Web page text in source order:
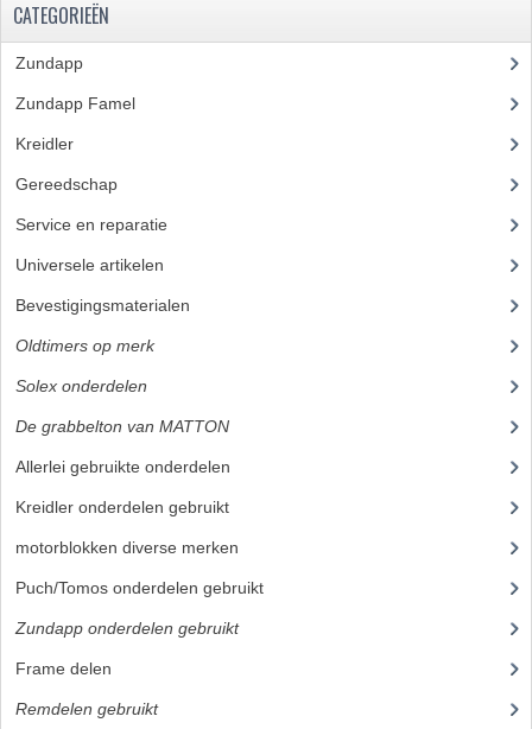
BUDDY OVERTREKKEN
BUDDY SEAT ONDERDELEN
BUDDY SEATS
CRANKS EN STANDAARDS
CATEGORIEËN
Zundapp
Zundapp Famel
Kreidler
Gereedschap
Service en reparatie
Universele artikelen
Bevestigingsmaterialen
Oldtimers op merk(45)
Solex onderdelen
De grabbelton van MATTON
Allerlei gebruikte onderdelen
Kreidler onderdelen gebruikt
motorblokken diverse merken
Puch/Tomos onderdelen gebruikt
Zundapp onderdelen gebruikt(14)
Frame delen
Remdelen gebruikt